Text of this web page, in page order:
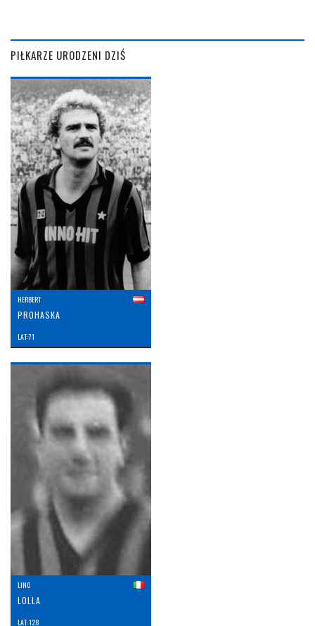
PIŁKARZE URODZENI DZIŚ
HERBERT
PROHASKA
LAT: 71
LINO
LOLLA
LAT: 128